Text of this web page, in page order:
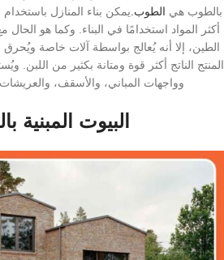
بالطوب هي الطوب. يمكن بناء المنازل
أكثر المواد استخدامًا في البناء. وكما هو الحال
الطين، إلا أنه يُعالج بواسطة آلات خاصة
المنتج الناتج أكثر قوة ومتانة بكثير من اللبن.
وواجهات المباني، والأسقف، والعريشات
البيوت المبنية